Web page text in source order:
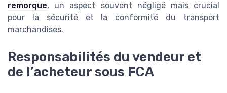
remorque, un aspect souvent négligé mais crucial
pour la sécurité et la conformité du transport
marchandises.
Responsabilités du vendeur et
de l’acheteur sous FCA